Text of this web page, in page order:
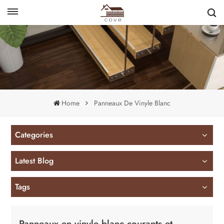
English
français
Home Panneaux De Vinyle Blanc
Categories
Latest Blog
Tags